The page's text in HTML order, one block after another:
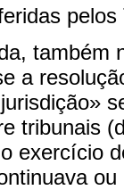
também
a
tribunais
exercício